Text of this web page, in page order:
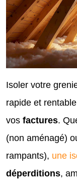
Isoler votre
rapide et
vos factures.
(non aménagé)
rampants), une
déperditions,